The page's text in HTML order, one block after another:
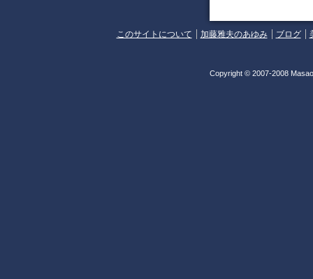
このサイトについて 加藤雅夫のあゆみ ブログ
Copyright © 2007-2008